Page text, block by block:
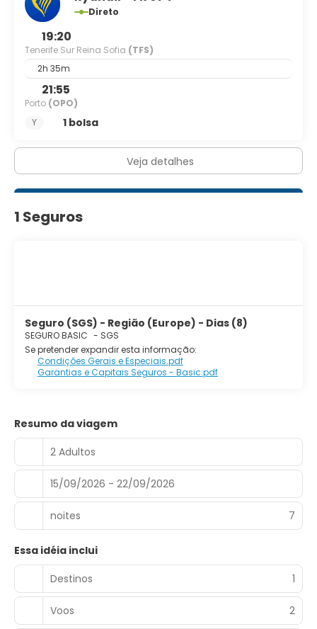
Direto
19:20
Tenerife Sur Reina Sofia (TFS)
2h 35m
21:55
Porto (OPO)
Y
1 bolsa
Veja detalhes
1 Seguros
Seguro (SGS) - Região (Europe) - Dias (8)
SEGURO BASIC - SGS
Se pretender expandir esta informação:
Condições Gerais e Especiais.pdf
Garantias e Capitais Seguros - Basic.pdf
Resumo da viagem
2 Adultos
15/09/2026 - 22/09/2026
noites 7
Essa idéia inclui
Destinos
1
Voos 2